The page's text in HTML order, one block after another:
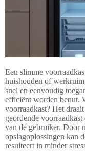
Een slimme
huishouden of
snel en eenvoudig
efficiënt worden benut.
voorraadkast? Het
geordende
van de gebruiker. Door
opslagoplossingen kan
resulteert in minder